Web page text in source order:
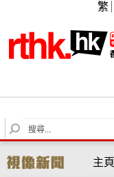
繁
S
e
r
主頁